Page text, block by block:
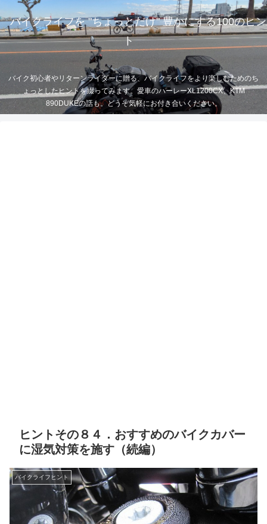
バイクライフを "ちょっとだけ" 豊かにする100のヒン
ト
バイク初心者やリターンライダーに贈る、バイクライフをより楽しむためのち
ょっとしたヒントを綴ってみます。愛車のハーレーXL1200CX、KTM
890DUKEの話も。どうぞ気軽にお付き合いください。
ヒントその８４．おすすめのバイクカバー
に湿気対策を施す（続編）
バイクライフヒント